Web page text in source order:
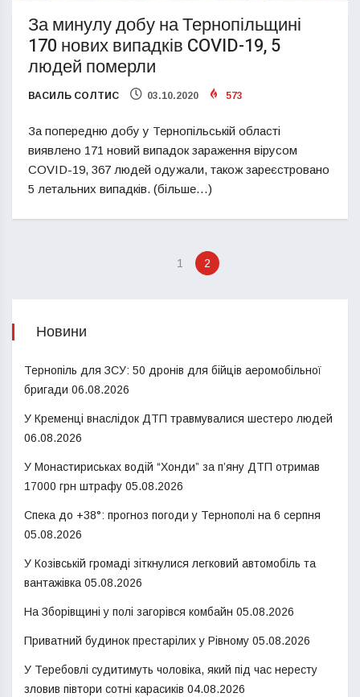
За минулу добу на Тернопільщині
170 нових випадків COVID-19, 5
людей померли
ВАСИЛЬ СОЛТИС 03.10.2020 573
За попередню добу у Тернопільській області
виявлено 171 новий випадок зараження вірусом
COVID-19, 367 людей одужали, також зареєстровано
5 летальних випадків. (більше…)
1 2
Новини
Тернопіль для ЗСУ: 50 дронів для бійців аеромобільної
бригади 06.08.2026
У Кременці внаслідок ДТП травмувалися шестеро людей
06.08.2026
У Монастириськах водій “Хонди” за п’яну ДТП отримав
17000 грн штрафу 05.08.2026
Спека до +38°: прогноз погоди у Тернополі на 6 серпня
05.08.2026
У Козівській громаді зіткнулися легковий автомобіль та
вантажівка 05.08.2026
На Зборівщині у полі загорівся комбайн 05.08.2026
Приватний будинок престарілих у Рівному 05.08.2026
У Теребовлі судитимуть чоловіка, який під час нересту
зловив півтори сотні карасиків 04.08.2026